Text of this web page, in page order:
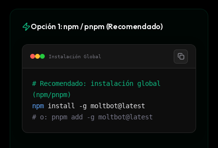
Opción 1: npm / pnpm (Recomendado)
Instalación Global
# Recomendado: instalación global
(npm/pnpm)
npm install -g moltbot@latest
# o: pnpm add -g moltbot@latest